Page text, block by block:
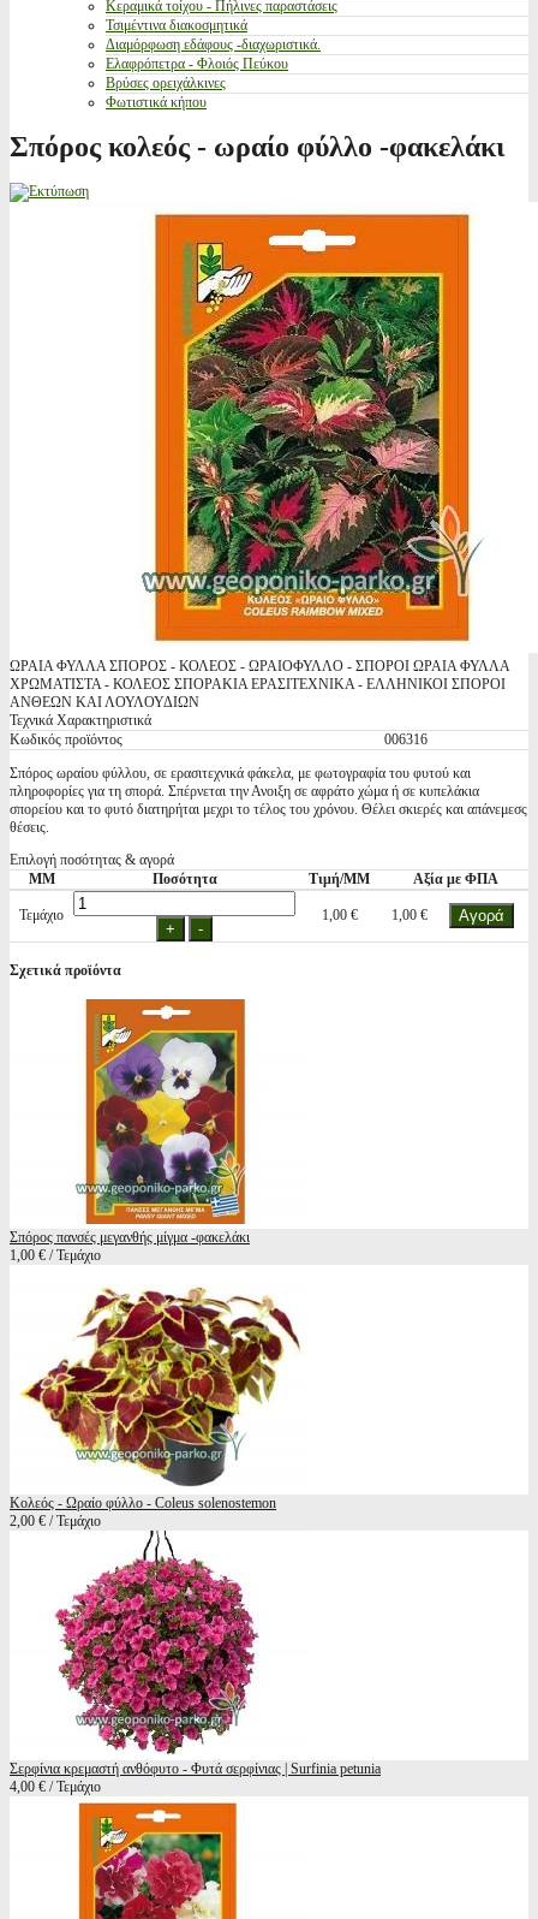
Κεραμικά τοίχου - Πήλινες παραστάσεις
Τσιμέντινα διακοσμητικά
Διαμόρφωση εδάφους -διαχωριστικά.
Ελαφρόπετρα - Φλοιός Πεύκου
Βρύσες ορειχάλκινες
Φωτιστικά κήπου
Σπόρος κολεός - ωραίο φύλλο -φακελάκι
ΩΡΑΙΑ ΦΥΛΛΑ ΣΠΟΡΟΣ - ΚΟΛΕΟΣ - ΩΡΑΙΟΦΥΛΛΟ - ΣΠΟΡΟΙ ΩΡΑΙΑ ΦΥΛΛΑ
ΧΡΩΜΑΤΙΣΤΑ - ΚΟΛΕΟΣ ΣΠΟΡΑΚΙΑ ΕΡΑΣΙΤΕΧΝΙΚΑ - ΕΛΛΗΝΙΚΟΙ ΣΠΟΡΟΙ
ΑΝΘΕΩΝ ΚΑΙ ΛΟΥΛΟΥΔΙΩΝ
Τεχνικά Χαρακτηριστικά
Κωδικός προϊόντος
006316
Σπόρος ωραίου φύλλου, σε ερασιτεχνικά φάκελα, με φωτογραφία του φυτού και
πληροφορίες για τη σπορά. Σπέρνεται την Ανοιξη σε αφράτο χώμα ή σε κυπελάκια
σπορείου και το φυτό διατηρήται μεχρι το τέλος του χρόνου. Θέλει σκιερές και απάνεμεσς
θέσεις.
Επιλογή ποσότητας & αγορά
ΜΜ
Ποσότητα Τιμή/ΜΜ Αξία με ΦΠΑ
Τεμάχιο 1,00 € 1,00 €
Σχετικά προϊόντα
Σπόρος πανσές μεγανθής μίγμα -φακελάκι
1,00 € / Τεμάχιο
Κολεός - Ωραίο φύλλο - Coleus solenostemon
2,00 € / Τεμάχιο
Σερφίνια κρεμαστή ανθόφυτο - Φυτά σερφίνιας | Surfinia petunia
4,00 € / Τεμάχιο